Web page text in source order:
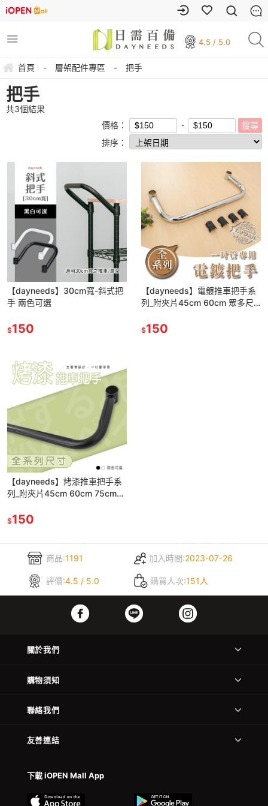
4.5 / 5.0
首頁 - 層架配件專區 - 把手
把手
共3個結果
價格：
排序：
【dayneeds】30cm寬-斜式把
手 兩色可選
$150
【dayneeds】電鍍推車把手系
列_附夾片45cm 60cm 眾多尺
$150
【dayneeds】烤漆推車把手系
列_附夾片45cm 60cm 75cm
$150
商品:1191 加入時間:2023-07-26
評價:4.5 / 5.0 購買人次:151人
關於我們
購物須知
聯絡我們
友善連結
下載 iOPEN Mall App